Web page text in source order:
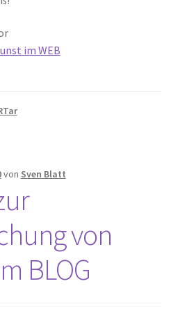
im WEB
von Sven Blatt
von
BLOG